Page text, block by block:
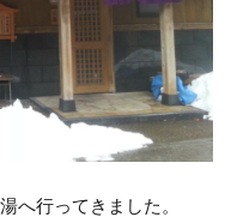
へ行ってきました。